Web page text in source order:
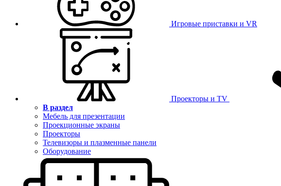
Игровые приставки и VR
Проекторы и TV
В раздел
Мебель для презентации
Проекционные экраны
Проекторы
Телевизоры и плазменные панели
Оборудование